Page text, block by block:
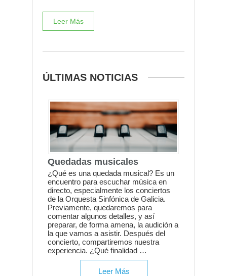
Leer Más
ÚLTIMAS NOTICIAS
Quedadas musicales
¿Qué es una quedada musical? Es un
encuentro para escuchar música en
directo, especialmente los conciertos
de la Orquesta Sinfónica de Galicia.
Previamente, quedaremos para
comentar algunos detalles, y así
preparar, de forma amena, la audición a
la que vamos a asistir. Después del
concierto, compartiremos nuestra
experiencia. ¿Qué finalidad …
Leer Más